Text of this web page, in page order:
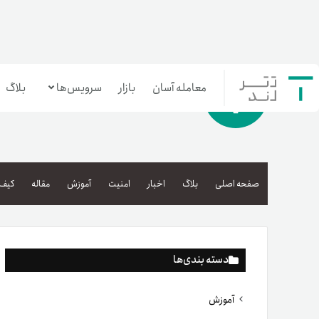
معامله آسان بازار سرویس‌ها
بازار تترلند
سرمایه‌گذاری آسان
بلاگ
صفحه اصلی بلاگ اخبار امنیت آموزش مقاله
دسته بندی‌ها
آموزش